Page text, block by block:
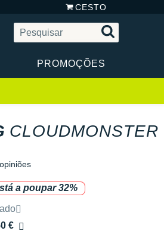
CESTO
PROMOÇÕES
CLOUDMONSTER
opiniões
a poupar 32%
pela marca
€